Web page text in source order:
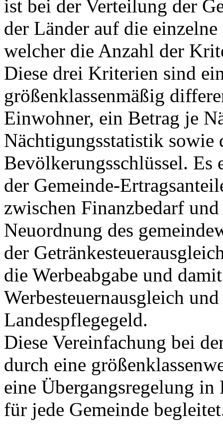
ist bei der Verteilung der
der Länder auf die
welcher die Anzahl der
Diese drei Kriterien sind
größenklassenmäßig
Einwohner, ein Betrag je
Nächtigungsstatistik sowie
Bevölkerungsschlüssel.
der Gemeinde-
zwischen Finanzbedarf
Neuordnung des
der
die Werbeabgabe und
Werbesteuernausgleich
Landespflegegeld.
Diese Vereinfachung bei
durch eine
eine Übergangsregelung
für jede Gemeinde